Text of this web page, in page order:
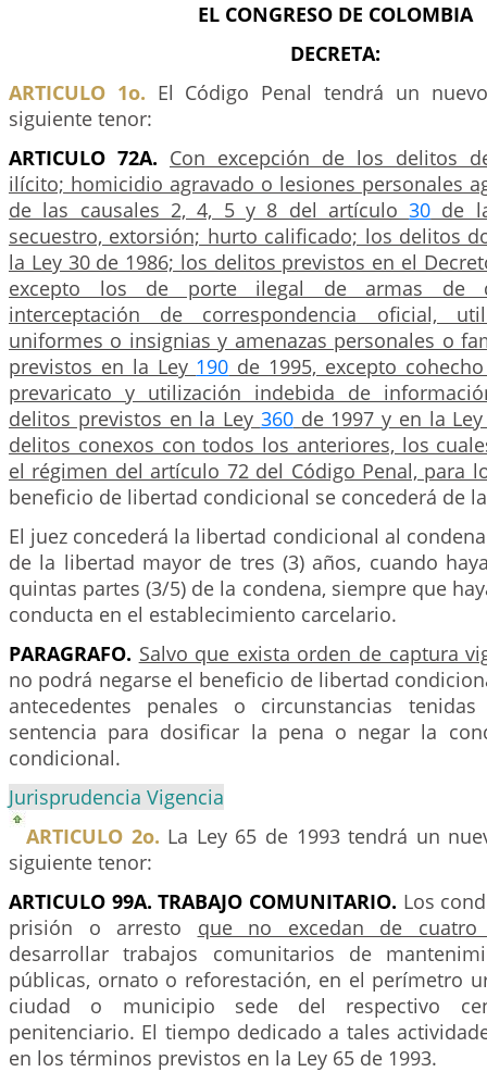
EL CONGRESO DE COLOMBIA
DECRETA:
ARTICULO 1o. El Código Penal tendrá un
siguiente tenor:
ARTICULO 72A. Con excepción de los delitos
ilícito; homicidio agravado o lesiones personales
de las causales 2, 4, 5 y 8 del artículo30 de
secuestro, extorsión; hurto calificado; los delitos
la Ley 30 de 1986; los delitos previstos en el
excepto los de porte ilegal de armas de
interceptación de correspondencia oficial,
uniformes o insignias y amenazas personales o
previstos en la Ley 190 de 1995, excepto
prevaricato y utilización indebida de
delitos previstos en la Ley 360de 1997 y en la
delitos conexos con todos los anteriores, los
el régimen del artículo 72 del Código Penal, para
beneficio de libertad condicional se concederá de
El juez concederá la libertad condicional al
de la libertad mayor de tres (3) años, cuando
quintas partes (3/5) de la condena, siempre que
conducta en el establecimiento carcelario.
PARAGRAFO. Salvo que exista orden de captura
no podrá negarse el beneficio de libertad
antecedentes penales o circunstancias
sentencia para dosificar la pena o negar la
condicional.
Jurisprudencia Vigencia
ARTICULO 2o. La Ley 65 de 1993 tendrá un
siguiente tenor:
ARTICULO 99A. TRABAJO COMUNITARIO. Los
prisión o arresto que no excedan de cuatro
desarrollar trabajos comunitarios de
públicas, ornato o reforestación, en el perímetro
ciudad o municipio sede del respectivo
penitenciario. El tiempo dedicado a tales
en los términos previstos en la Ley 65 de 1993.